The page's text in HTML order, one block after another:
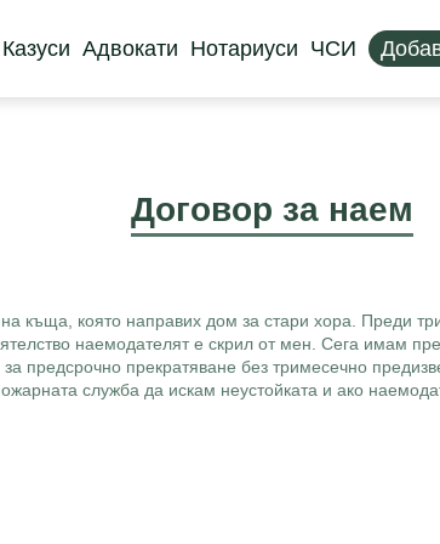
Казуси Адвокати Нотариуси ЧСИ
Договор за наем
къща, която направих дом за стари хора. Преди
наемодателят е скрил от мен. Сега имам
предсрочно прекратяване без тримесечно
служба да искам неустойката и ако